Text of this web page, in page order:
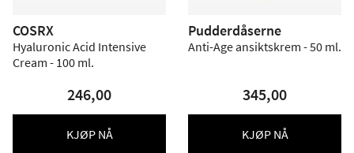
COSRX
Hyaluronic Acid Intensive
Cream - 100 ml.
246,00
KJØP NÅ
Pudderdåserne
Anti-Age ansiktskrem - 50 ml.
345,00
KJØP NÅ